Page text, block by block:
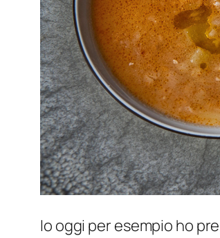
Io oggi per esempio ho